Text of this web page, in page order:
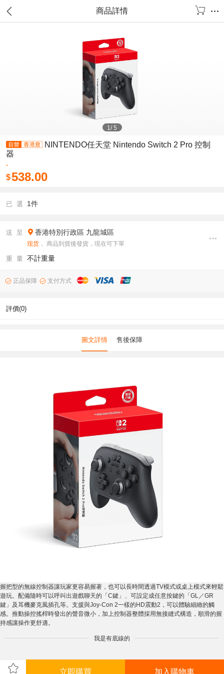
商品詳情
1/5
NINTENDO任天堂 Nintendo Switch 2 Pro 控制
器
-
$538.00
已 選 1件
送 至 香港特別行政區 九龍城區
现货 ， 商品到貨後發貨，現在可下單
重 量 不計重量
正品保障 支付方式
評價(0)
圖文詳情 售後保障
握把型的無線控制器讓玩家更容易握著，也可以長時間透過TV模式或桌上模式來輕鬆
遊玩。配備隨時可以呼叫出遊戲聊天的「C鍵」、可設定成任意按鍵的「GL／GR
鍵」及耳機麥克風插孔等。支援與Joy-Con 2一樣的HD震動2，可以體驗細緻的觸
感。推動操控搖桿時發出的聲音微小，加上控制器整體採用無接縫式構造，順滑的握
持感讓操作更舒適。
我是有底線的
立即購買 加入購物車